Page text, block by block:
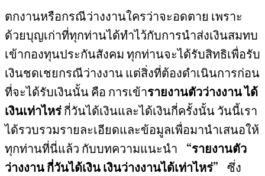
ตกงานหรือกรณีว่างงานใครว่าจะอดตาย เพราะ
ด้วยบุญเก่าที่ทุกท่านได้ทำไว้กับการนำส่งเงินสมทบ
เข้ากองทุนประกันสังคม ทุกท่านจะได้รับสิทธิเพื่อรับ
เงินชดเชยกรณีว่างงาน แต่สิ่งที่ต้องดำเนินการก่อน
ที่จะได้รับเงินนั้น คือ การเข้ารายงานตัวว่างงาน ได้
เงินเท่าไหร่กี่วันได้เงินและได้เงินกี่ครั้งนั้น วันนี้เรา
ได้รวบรวมรายละเอียดและข้อมูลเพื่อมานำเสนอให้
ทุกท่านที่นี่แล้ว กับบทความแนะนำ “รายงานตัว
ว่างงาน กี่วันได้เงิน เงินว่างงานได้เท่าไหร่” ซึ่ง